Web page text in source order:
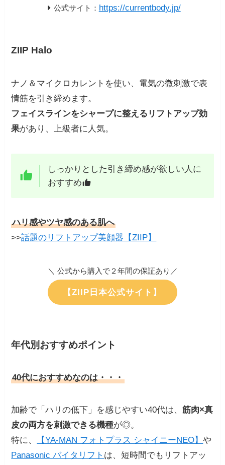
公式サイト： https://currentbody.jp/
ZIIP Halo
ナノ＆マイクロカレントを使い、電気の微刺激で表
情筋を引き締めます。
フェイスラインをシャープに整えるリフトアップ効
果があり、上級者に人気。
しっかりとした引き締め感が欲しい人に
おすすめ
ハリ感やツヤ感のある肌へ
>>話題のリフトアップ美顔器【ZIIP】
＼ 公式から購入で２年間の保証あり／
【ZIIP日本公式サイト】
年代別おすすめポイント
40代におすすめなのは・・・
加齢で「ハリの低下」を感じやすい40代は、筋肉×真
皮の両方を刺激できる機種が◎。
特に、
【YA-MAN フォトプラス シャイニーNEO】や
Panasonic バイタリフト は、短時間でもリフトアッ